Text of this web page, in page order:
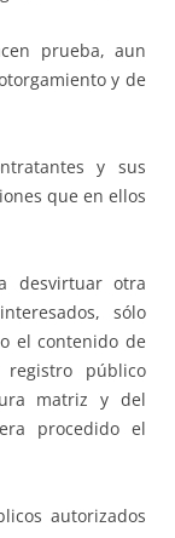
prueba, aun
y de
y sus
que en ellos
desvirtuar otra
sólo
el contenido de
público
matriz y del
procedido el
autorizados